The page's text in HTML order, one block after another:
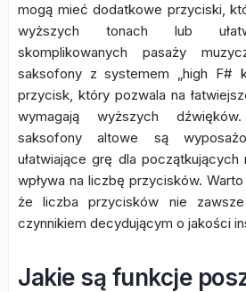
mogą mieć dodatkowe przyciski,
wyższych tonach lub
skomplikowanych pasaży
saksofony z systemem „high F#
przycisk, który pozwala na
wymagają wyższych
saksofony altowe są
ułatwiające grę dla
wpływa na liczbę przycisków.
że liczba przycisków nie zawsze
czynnikiem decydującym o jakości
Jakie są funkcje